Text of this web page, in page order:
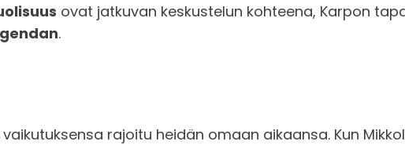
ovat jatkuvan keskustelun kohteena, Karpon
.
rajoitu heidän omaan aikaansa. Kun